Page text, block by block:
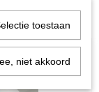
toestaan
niet akkoord